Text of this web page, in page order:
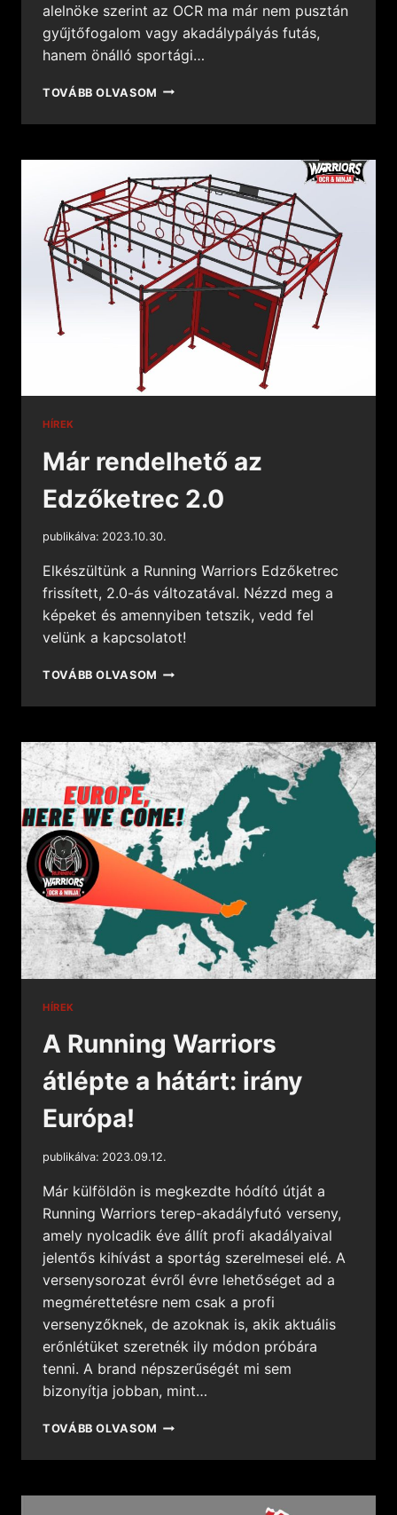
alelnöke szerint az OCR ma már nem pusztán
gyűjtőfogalom vagy akadálypályás futás,
hanem önálló sportági…
TOVÁBB OLVASOM
HÍREK
Már rendelhető az
Edzőketrec 2.0
publikálva: 2023.10.30.
Elkészültünk a Running Warriors Edzőketrec
frissített, 2.0-ás változatával. Nézzd meg a
képeket és amennyiben tetszik, vedd fel
velünk a kapcsolatot!
TOVÁBB OLVASOM
HÍREK
A Running Warriors
átlépte a hátárt: irány
Európa!
publikálva: 2023.09.12.
Már külföldön is megkezdte hódító útját a
Running Warriors terep-akadályfutó verseny,
amely nyolcadik éve állít profi akadályaival
jelentős kihívást a sportág szerelmesei elé. A
versenysorozat évről évre lehetőséget ad a
megmérettetésre nem csak a profi
versenyzőknek, de azoknak is, akik aktuális
erőnlétüket szeretnék ily módon próbára
tenni. A brand népszerűségét mi sem
bizonyítja jobban, mint…
TOVÁBB OLVASOM